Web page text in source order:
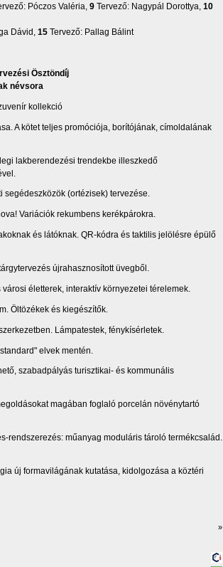
Póczos Valéria, 9Tervező: Nagypál Dorottya, 10
Dávid, 15Tervező: Pallag Bálint
Ösztöndíj
névsora
kollekció
A kötet teljes promóciója, borítójának, címoldalának
lakberendezési trendekbe illeszkedő
segédeszközök (ortézisek) tervezése.
Variációk rekumbens kerékpárokra.
és látóknak. QR-kódra és taktilis jelölésre épülő
újrahasznosított üvegből.
életterek, interaktív környezetei térelemek.
Öltözékek és kiegészítők.
Lámpatestek, fénykísérletek.
elvek mentén.
szabadpályás turisztikai- és kommunális
magában foglaló porcelán növénytartó
rendszerezés: műanyag moduláris tároló termékcsalád.
új formavilágának kutatása, kidolgozása a köztéri
»